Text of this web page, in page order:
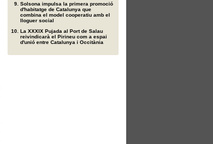
Solsona impulsa la primera promoció
d'habitatge de Catalunya que
combina el model cooperatiu amb el
lloguer social
La XXXIX Pujada al Port de Salau
reivindicarà el Pirineu com a espai
d'unió entre Catalunya i Occitània